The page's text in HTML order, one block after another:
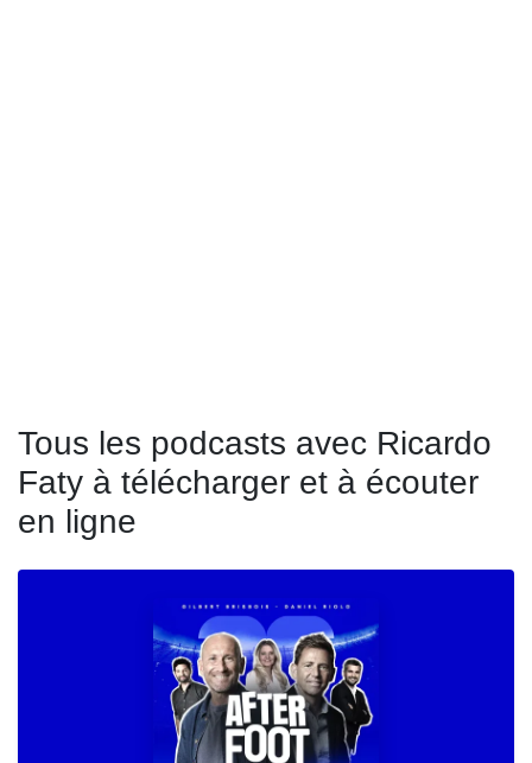
Tous les podcasts avec Ricardo
Faty à télécharger et à écouter
en ligne